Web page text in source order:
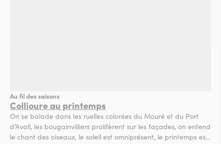
Collioure au printemps
Au fil des saisons
On se balade dans les ruelles colorées du Mouré et du Port
d’Avall, les bougainvilliers prolifèrent sur les façades, on entend
le chant des oiseaux, le soleil est omniprésent, le printemps est